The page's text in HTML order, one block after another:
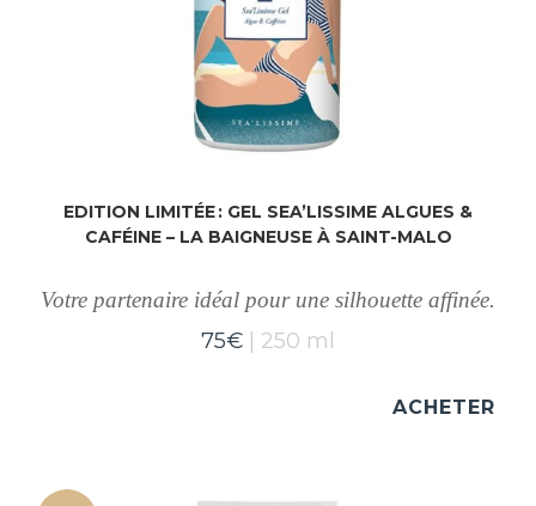
EDITION LIMITÉE : GEL SEA’LISSIME ALGUES &
CAFÉINE – LA BAIGNEUSE À SAINT-MALO
Votre partenaire idéal pour une silhouette affinée.
75€ 250 ml
ACHETER